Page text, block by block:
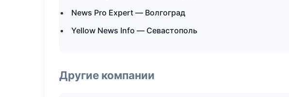
News Pro Expert — Волгоград
Yellow News Info — Севастополь
Другие компании